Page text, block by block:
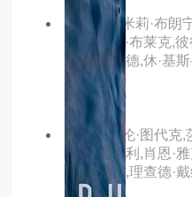
主演：艾米莉·布朗
斯,瑞切尔·布莱克,
里斯·海伍德,休·基
托什
主演：艾伦·图代克
特里·金瑞利,肖恩·
克·吉利斯,理查德·